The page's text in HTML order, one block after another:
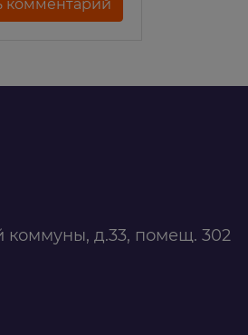
коммуны, д.33, помещ. 302